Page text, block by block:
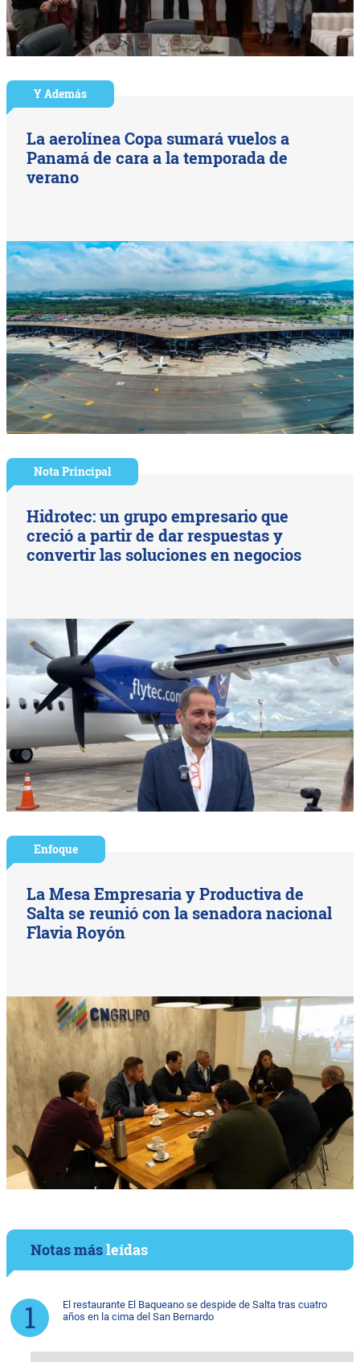
Y Además
La aerolínea Copa sumará vuelos a
Panamá de cara a la temporada de
verano
Nota Principal
Hidrotec: un grupo empresario que
creció a partir de dar respuestas y
convertir las soluciones en negocios
Enfoque
La Mesa Empresaria y Productiva de
Salta se reunió con la senadora nacional
Flavia Royón
Notas másleídas
El restaurante El Baqueano se despide de Salta tras cuatro
años en la cima del San Bernardo